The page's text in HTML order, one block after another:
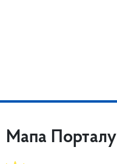
Мапа Порталу